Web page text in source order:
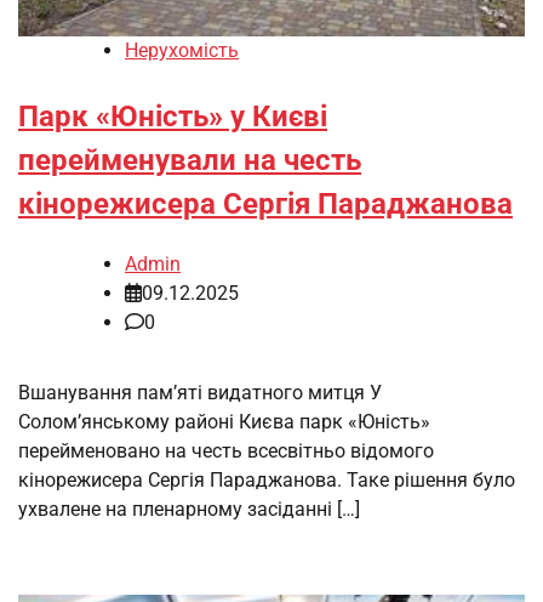
Нерухомість
Парк «Юність» у Києві
перейменували на честь
кінорежисера Сергія Параджанова
Admin
09.12.2025
0
Вшанування пам’яті видатного митця У
Солом’янському районі Києва парк «Юність»
перейменовано на честь всесвітньо відомого
кінорежисера Сергія Параджанова. Таке рішення було
ухвалене на пленарному засіданні […]